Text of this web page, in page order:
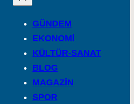
GÜNDEM
EKONOMİ
KÜLTÜR-SANAT
BLOG
MAGAZİN
SPOR